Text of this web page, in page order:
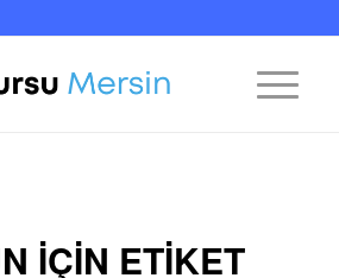
IÇIN ETIKET